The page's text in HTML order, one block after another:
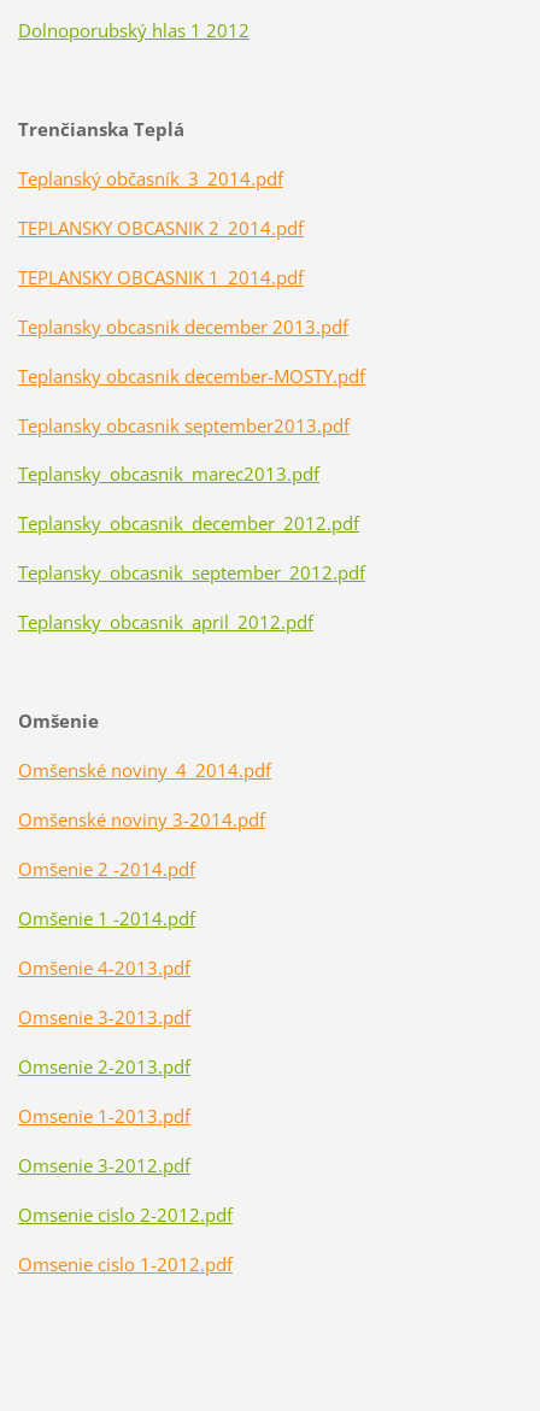
Dolnoporubský hlas 1 2012
Trenčianska Teplá
Teplanský občasník_3_2014.pdf
TEPLANSKY OBCASNIK 2_2014.pdf
TEPLANSKY OBCASNIK 1_2014.pdf
Teplansky obcasnik december 2013.pdf
Teplansky obcasnik december-MOSTY.pdf
Teplansky obcasnik september2013.pdf
Teplansky_obcasnik_marec2013.pdf
Teplansky_obcasnik_december_2012.pdf
Teplansky_obcasnik_september_2012.pdf
Teplansky_obcasnik_april_2012.pdf
Omšenie
Omšenské noviny_4_2014.pdf
Omšenské noviny 3-2014.pdf
Omšenie 2 -2014.pdf
Omšenie 1 -2014.pdf
Omšenie 4-2013.pdf
Omsenie 3-2013.pdf
Omsenie 2-2013.pdf
Omsenie 1-2013.pdf
Omsenie 3-2012.pdf
Omsenie cislo 2-2012.pdf
Omsenie cislo 1-2012.pdf